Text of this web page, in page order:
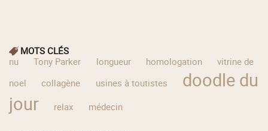
MOTS CLÉS
nu
Tony Parker longueur homologation
vitrine de
noel
collagène usines à toutistes
doodle du
jour
relax médecin